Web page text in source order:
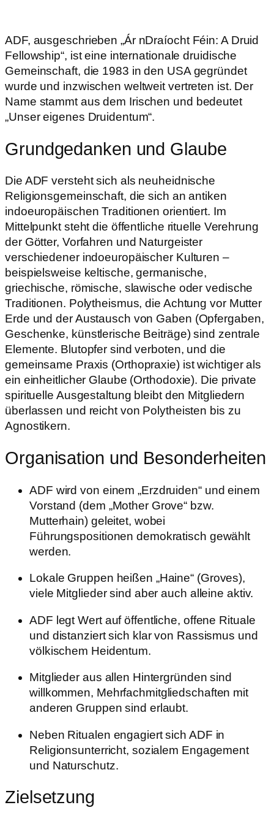
ADF, ausgeschrieben „Ár nDraíocht Féin: A Druid
Fellowship“, ist eine internationale druidische
Gemeinschaft, die 1983 in den USA gegründet
wurde und inzwischen weltweit vertreten ist. Der
Name stammt aus dem Irischen und bedeutet
„Unser eigenes Druidentum“.
Grundgedanken und Glaube
Die ADF versteht sich als neuheidnische
Religionsgemeinschaft, die sich an antiken
indoeuropäischen Traditionen orientiert. Im
Mittelpunkt steht die öffentliche rituelle Verehrung
der Götter, Vorfahren und Naturgeister
verschiedener indoeuropäischer Kulturen –
beispielsweise keltische, germanische,
griechische, römische, slawische oder vedische
Traditionen. Polytheismus, die Achtung vor Mutter
Erde und der Austausch von Gaben (Opfergaben,
Geschenke, künstlerische Beiträge) sind zentrale
Elemente. Blutopfer sind verboten, und die
gemeinsame Praxis (Orthopraxie) ist wichtiger als
ein einheitlicher Glaube (Orthodoxie). Die private
spirituelle Ausgestaltung bleibt den Mitgliedern
überlassen und reicht von Polytheisten bis zu
Agnostikern.
Organisation und Besonderheiten
ADF wird von einem „Erzdruiden“ und einem
Vorstand (dem „Mother Grove“ bzw.
Mutterhain) geleitet, wobei
Führungspositionen demokratisch gewählt
werden.
Lokale Gruppen heißen „Haine“ (Groves),
viele Mitglieder sind aber auch alleine aktiv.
ADF legt Wert auf öffentliche, offene Rituale
und distanziert sich klar von Rassismus und
völkischem Heidentum.
Mitglieder aus allen Hintergründen sind
willkommen, Mehrfachmitgliedschaften mit
anderen Gruppen sind erlaubt.
Neben Ritualen engagiert sich ADF in
Religionsunterricht, sozialem Engagement
und Naturschutz.
Zielsetzung